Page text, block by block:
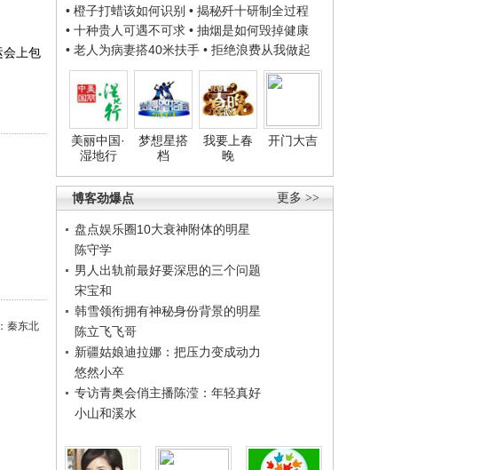
• 橙子打蜡该如何识别 • 揭秘歼十研制全过程
• 十种贵人可遇不可求 • 抽烟是如何毁掉健康
• 老人为病妻搭40米扶手 • 拒绝浪费从我做起
美丽中国·
湿地行
梦想星搭
档
我要上春
晚
开门大吉
更多 >>
博客劲爆点
盘点娱乐圈10大衰神附体的明星
陈守学
男人出轨前最好要深思的三个问题
宋宝和
韩雪领衔拥有神秘身份背景的明星
陈立飞飞哥
新疆姑娘迪拉娜：把压力变成动力
悠然小卒
专访青奥会俏主播陈滢：年轻真好
小山和溪水
上包
秦东北